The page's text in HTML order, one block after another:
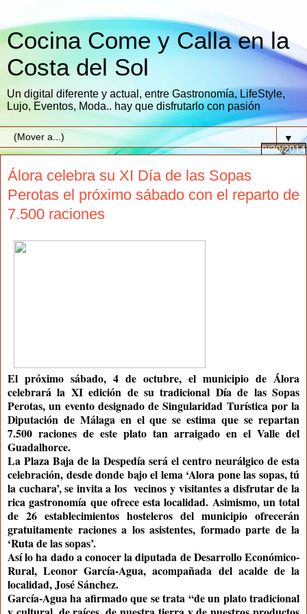
Cocina Come y Calla en la
Costa del Sol
Un digital diferente y actual, entre Gastronomía, LifeStyle,
Lujo, Eventos, Moda.. hay que disfrutarlo con pasión
▼
9/30/2014
Álora celebra su XI Día de las Sopas
Perotas el próximo sábado con el reparto de
7.500 raciones
El próximo sábado, 4 de octubre, el municipio de Álora
celebrará la XIedición de su tradicional Día de las Sopas
Perotas, un evento designado de Singularidad Turística por la
Diputación de Málaga en el que se estima que se repartan
7.500 raciones de este plato tan arraigado en el Valle del
Guadalhorce.
La Plaza Baja de la Despedía será el centro neurálgico de esta
celebración, desde donde bajo el lema ‘Alora pone las sopas, tú
la cuchara’, se invita a los vecinos y visitantes a disfrutar de la
rica gastronomía que ofrece esta localidad. Asimismo, un total
de 26 establecimientos hosteleros del municipio ofrecerán
gratuitamente raciones a los asistentes, formado parte de la
‘Ruta de las sopas’.
Así lo ha dado a conocer la diputada de Desarrollo Económico-
Rural, Leonor García-Agua, acompañada del acalde de la
localidad, José Sánchez.
García-Agua ha afirmado que se trata “de un plato tradicional